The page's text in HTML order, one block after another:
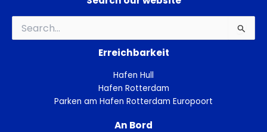
Suchen
nach:
Erreichbarkeit
Hafen Hull
Hafen Rotterdam
Parken am Hafen Rotterdam Europoort
An Bord